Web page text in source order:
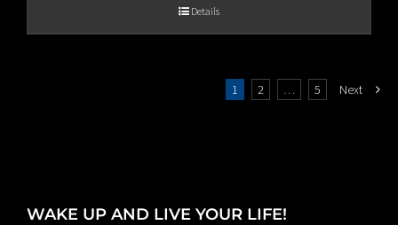
Details
1 2 … 5 Next
WAKE UP AND LIVE YOUR LIFE!